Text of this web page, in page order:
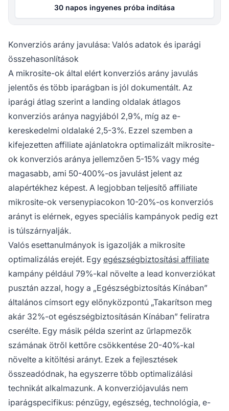
30 napos ingyenes próba indítása
Konverziós arány javulása: Valós adatok és iparági
összehasonlítások
A mikrosite-ok által elért konverziós arány javulás
jelentős és több iparágban is jól dokumentált. Az
iparági átlag szerint a landing oldalak átlagos
konverziós aránya nagyjából 2,9%, míg az e-
kereskedelmi oldalaké 2,5-3%. Ezzel szemben a
kifejezetten affiliate ajánlatokra optimalizált mikrosite-
ok konverziós aránya jellemzően 5-15% vagy még
magasabb, ami 50-400%-os javulást jelent az
alapértékhez képest. A legjobban teljesítő affiliate
mikrosite-ok versenypiacokon 10-20%-os konverziós
arányt is elérnek, egyes speciális kampányok pedig ezt
is túlszárnyalják.
Valós esettanulmányok is igazolják a mikrosite
optimalizálás erejét. Egy egészségbiztosítási affiliate
kampány például 79%-kal növelte a lead konverziókat
pusztán azzal, hogy a „Egészségbiztosítás Kínában”
általános címsort egy előnyközpontú „Takarítson meg
akár 32%-ot egészségbiztosításán Kínában” feliratra
cserélte. Egy másik példa szerint az űrlapmezők
számának ötről kettőre csökkentése 20-40%-kal
növelte a kitöltési arányt. Ezek a fejlesztések
összeadódnak, ha egyszerre több optimalizálási
technikát alkalmazunk. A konverziójavulás nem
iparágspecifikus: pénzügy, egészség, technológia, e-